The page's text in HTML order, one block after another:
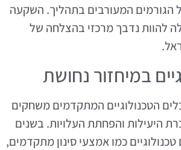
הגורמים המעורבים בתהליך. השקעה
להוות נדבך מרכזי בהצלחה של
במיחזור נחושת
הטכנולוגיים המתקדמים משחקים
היעילות והפחתת העלויות. בשנים
כמו אמצעי סינון מתקדמים,